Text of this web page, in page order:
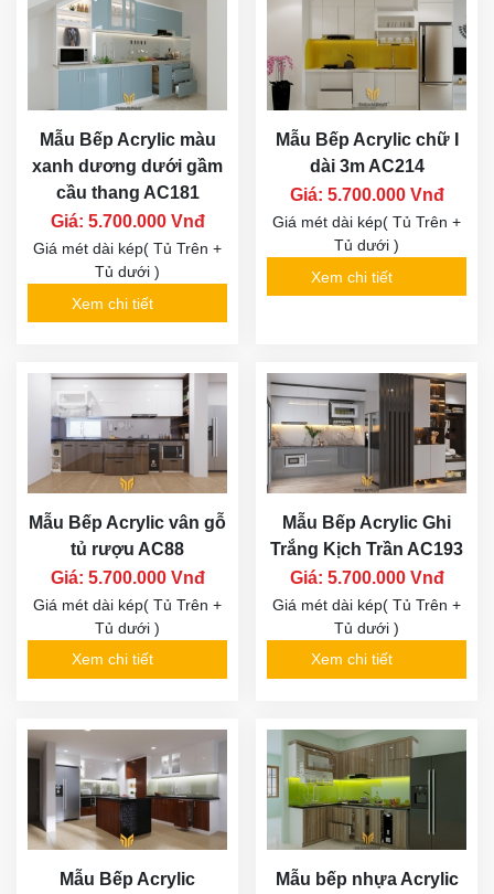
Mẫu Bếp Acrylic màu
xanh dương dưới gầm
cầu thang AC181
Giá: 5.700.000 Vnđ
Giá mét dài kép( Tủ Trên +
Tủ dưới )
Xem chi tiết
Mẫu Bếp Acrylic chữ I
dài 3m AC214
Giá: 5.700.000 Vnđ
Giá mét dài kép( Tủ Trên +
Tủ dưới )
Xem chi tiết
Mẫu Bếp Acrylic vân gỗ
tủ rượu AC88
Giá: 5.700.000 Vnđ
Giá mét dài kép( Tủ Trên +
Tủ dưới )
Xem chi tiết
Mẫu Bếp Acrylic Ghi
Trắng Kịch Trần AC193
Giá: 5.700.000 Vnđ
Giá mét dài kép( Tủ Trên +
Tủ dưới )
Xem chi tiết
Mẫu Bếp Acrylic Mẫu bếp nhựa Acrylic